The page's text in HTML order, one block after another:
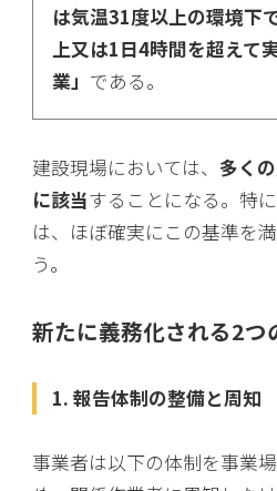
は気温31度以上の環境下
上又は1日4時間を超えて
業」 である。
建設現場においては、多く
に該当することになる。特
は、ほぼ確実にこの基準を
う。
新たに義務化される2つ
1. 報告体制の整備と周知
事業者は以下の体制を事業